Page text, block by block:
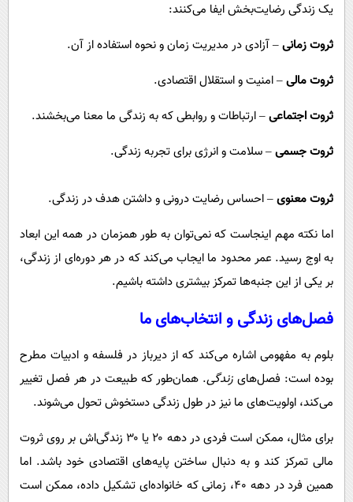
یک زندگی رضایت‌بخش ایفا می‌کنند:
ثروت زمانی– آزادی در مدیریت زمان و نحوه استفاده از آن.
ثروت مالی– امنیت و استقلال اقتصادی.
ثروت اجتماعی– ارتباطات و روابطی که به زندگی ما معنا می‌بخشند.
ثروت جسمی– سلامت و انرژی برای تجربه زندگی.
ثروت معنوی– احساس رضایت درونی و داشتن هدف در زندگی.
اما نکته مهم اینجاست که نمی‌توان به طور همزمان در همه این ابعاد
به اوج رسید. عمر محدود ما ایجاب می‌کند که در هر دوره‌ای از زندگی،
بر یکی از این جنبه‌ها تمرکز بیشتری داشته باشیم.
فصل‌های زندگی و انتخاب‌های ما
بلوم به مفهومی اشاره می‌کند که از دیرباز در فلسفه و ادبیات مطرح
بوده است: فصل‌هایزندگی. همان‌طور که طبیعت در هر فصل تغییر
می‌کند، اولویت‌های ما نیز در طول زندگی دستخوش تحول می‌شوند.
برای مثال، ممکن است فردی در دهه ۲۰ یا ۳۰ زندگی‌اش بر روی ثروت
مالی تمرکز کند و به دنبال ساختن پایه‌های اقتصادی خود باشد. اما
همین فرد در دهه ۴۰، زمانی که خانواده‌ای تشکیل داده، ممکن است